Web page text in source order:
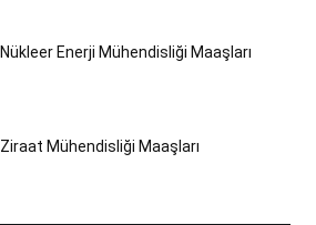
Nükleer Enerji Mühendisliği Maaşları
Ziraat Mühendisliği Maaşları